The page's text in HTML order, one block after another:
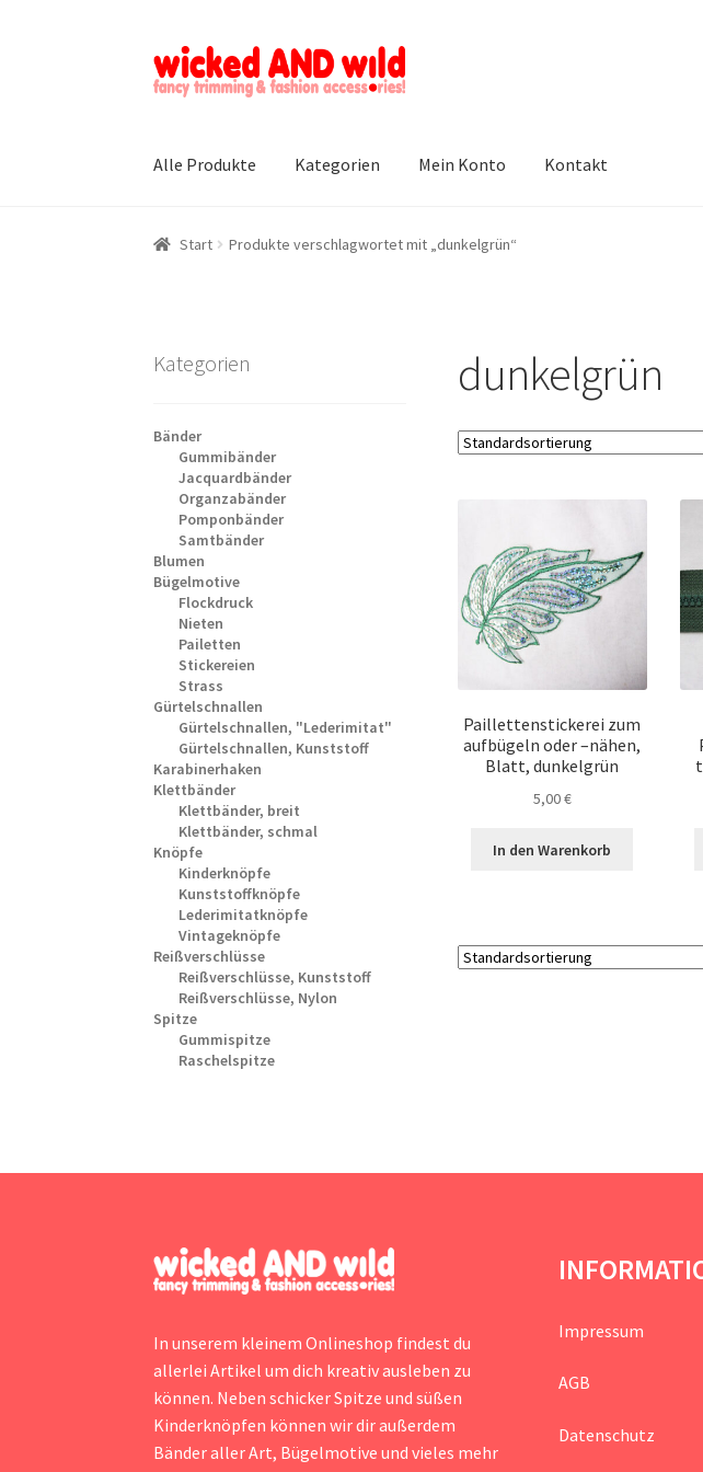
Zur
Navigation
Zum
Inhalt
Alle Produkte Kategorien Mein Konto Kontakt
Start Produkte verschlagwortet mit „dunkelgrün“
dunkelgrün
Paillettenstickerei zum
aufbügeln oder –nähen,
Blatt, dunkelgrün
5,00€
In den Warenkorb
Kategorien
Bänder
Gummibänder
Jacquardbänder
Organzabänder
Pomponbänder
Samtbänder
Blumen
Bügelmotive
Flockdruck
Nieten
Pailetten
Stickereien
Strass
Gürtelschnallen
Gürtelschnallen, "Lederimitat"
Gürtelschnallen, Kunststoff
Karabinerhaken
Klettbänder
Klettbänder, breit
Klettbänder, schmal
Knöpfe
Kinderknöpfe
Kunststoffknöpfe
Lederimitatknöpfe
Vintageknöpfe
Reißverschlüsse
Reißverschlüsse, Kunststoff
Reißverschlüsse, Nylon
Spitze
Gummispitze
Raschelspitze
In unserem kleinem Onlineshop findest du
allerlei Artikel um dich kreativ ausleben zu
können. Neben schicker Spitze und süßen
Kinderknöpfen können wir dir außerdem
Bänder aller Art, Bügelmotive und vieles mehr
Impressum
AGB
Datenschutz